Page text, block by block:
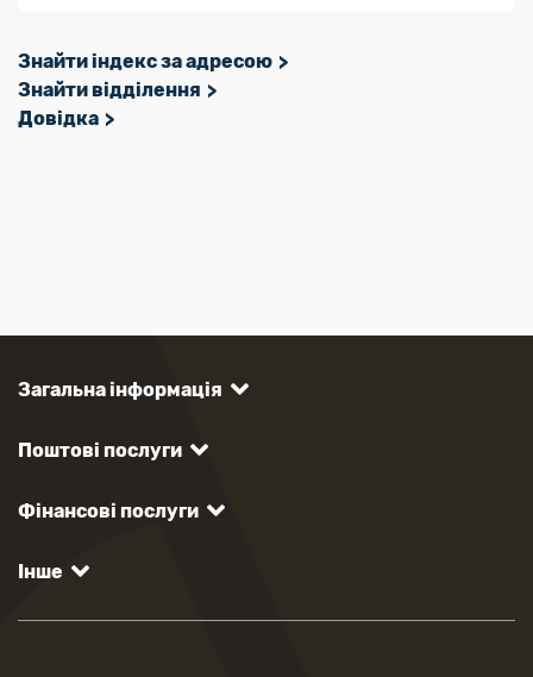
Знайти індекс за адресою
Знайти відділення
Довідка
Загальна інформація
Поштові послуги
Фінансові послуги
Інше